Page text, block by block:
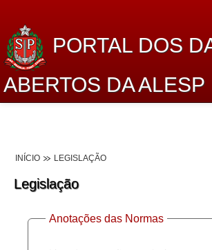
PORTAL DOS
ABERTOS DA ALESP
Dados Abertos Alesp
Lei de Acesso à Informação
Dados Governamentais Abertos
INÍCIO LEGISLAÇÃO
Legislação
Anotações das Normas